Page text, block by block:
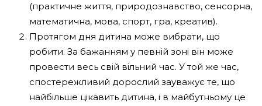
(практичне життя, природознавство, сенсорна,
математична, мова, спорт, гра, креатив).
Протягом дня дитина може вибрати, що
робити. За бажанням у певній зоні він може
провести весь свій вільний час. У той же час,
спостережливий дорослий зауважує те, що
найбільше цікавить дитина, і в майбутньому це